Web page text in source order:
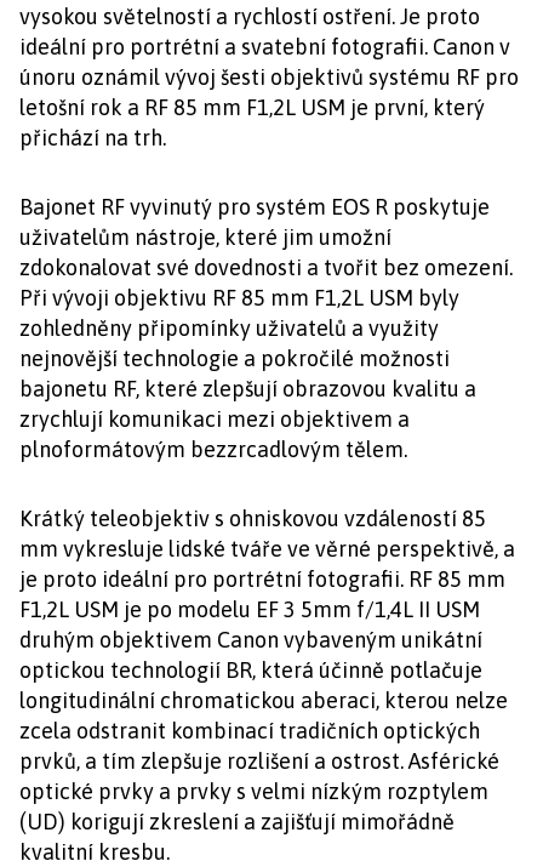
vysokou světelností a rychlostí ostření. Je proto
ideální pro portrétní a svatební fotografii. Canon v
únoru oznámil vývoj šesti objektivů systému RF pro
letošní rok a RF 85 mm F1,2L USM je první, který
přichází na trh.
Bajonet RF vyvinutý pro systém EOS R poskytuje
uživatelům nástroje, které jim umožní
zdokonalovat své dovednosti a tvořit bez omezení.
Při vývoji objektivu RF 85 mm F1,2L USM byly
zohledněny připomínky uživatelů a využity
nejnovější technologie a pokročilé možnosti
bajonetu RF, které zlepšují obrazovou kvalitu a
zrychlují komunikaci mezi objektivem a
plnoformátovým bezzrcadlovým tělem.
Krátký teleobjektiv s ohniskovou vzdáleností 85
mm vykresluje lidské tváře ve věrné perspektivě, a
je proto ideální pro portrétní fotografii. RF 85 mm
F1,2L USM je po modelu EF 3 5mm f/1,4L II USM
druhým objektivem Canon vybaveným unikátní
optickou technologií BR, která účinně potlačuje
longitudinální chromatickou aberaci, kterou nelze
zcela odstranit kombinací tradičních optických
prvků, a tím zlepšuje rozlišení a ostrost. Asférické
optické prvky a prvky s velmi nízkým rozptylem
(UD) korigují zkreslení a zajišťují mimořádně
kvalitní kresbu.